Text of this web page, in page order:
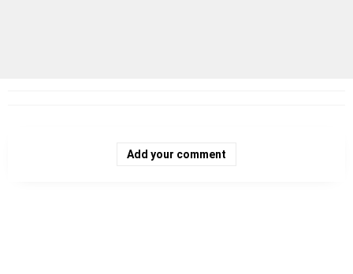
Add your comment